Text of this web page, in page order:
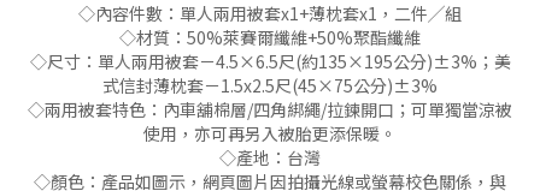
◇內容件數：單人兩用被套x1+薄枕套x1，二件╱組
◇材質：50%萊賽爾纖維+50%聚酯纖維
◇尺寸：單人兩用被套－4.5×6.5尺(約135×195公分)±3%；美
式信封薄枕套－1.5x2.5尺(45×75公分)±3%
◇兩用被套特色：內車舖棉層/四角綁繩/拉鍊開口；可單獨當涼被
使用，亦可再另入被胎更添保暖。
◇產地：台灣
◇顏色：產品如圖示，網頁圖片因拍攝光線或螢幕校色關係，與